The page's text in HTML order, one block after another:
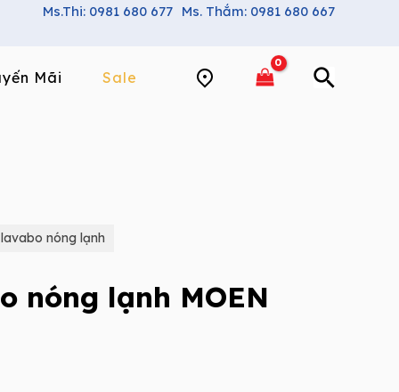
Ms.Thi: 0981 680 677 Ms. Thắm: 0981 680 667
Mãi Sale
nóng lạnh
nóng lạnh MOEN